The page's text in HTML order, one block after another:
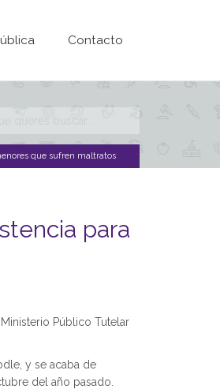
Contacto
de
que sufren maltratos
para
Público Tutelar
y se acaba de
del año pasado.